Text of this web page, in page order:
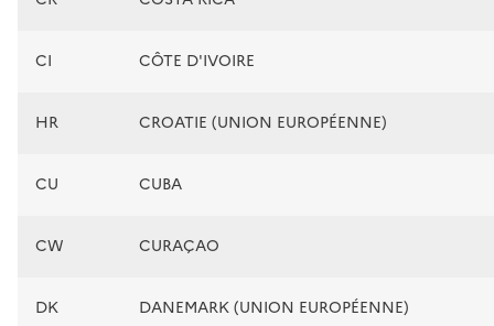
CI CÔTE D'IVOIRE
HR CROATIE (UNION EUROPÉENNE)
CU CUBA
CW CURAÇAO
DK DANEMARK (UNION EUROPÉENNE)